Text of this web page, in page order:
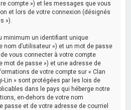
compte ») et les messages que vous
et lors de votre connexion (désignés
»).
minimum un identifiant unique
nom d’utilisateur ») et un mot de passe
vous connecter à votre compte
mot de passe ») et une adresse de
de votre compte sur « Clan
Lin » sont protégées par les lois de
dans le pays qui héberge notre
en-dehors de votre nom
passe et de votre adresse de courriel